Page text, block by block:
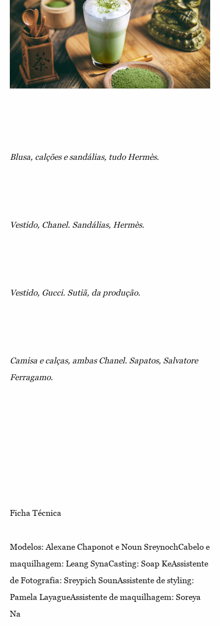
Blusa, calções e sandálias, tudo Hermès.
Vestido, Chanel. Sandálias, Hermès.
Vestido, Gucci. Sutiã, da produção.
Camisa e calças, ambas Chanel. Sapatos, Salvatore
Ferragamo.
Ficha Técnica
Modelos: Alexane Chaponot e Noun SreynochCabelo e
maquilhagem: Leang SynaCasting: Soap KeAssistente
de Fotografia: Sreypich SounAssistente de styling:
Pamela LayagueAssistente de maquilhagem: Soreya
Na